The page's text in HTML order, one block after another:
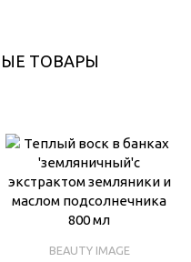
ТОВАРЫ
BEAUTY IMAGE